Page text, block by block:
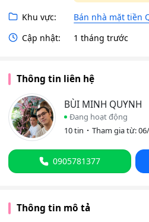
Khu vực:
Bán nhà mặt tiền
Cập nhật:
1 tháng trước
Thông tin liên hệ
BÙI MINH QUYNH
Đang hoạt động
10 tin
Tham gia từ:
0905781377
Thông tin mô tả